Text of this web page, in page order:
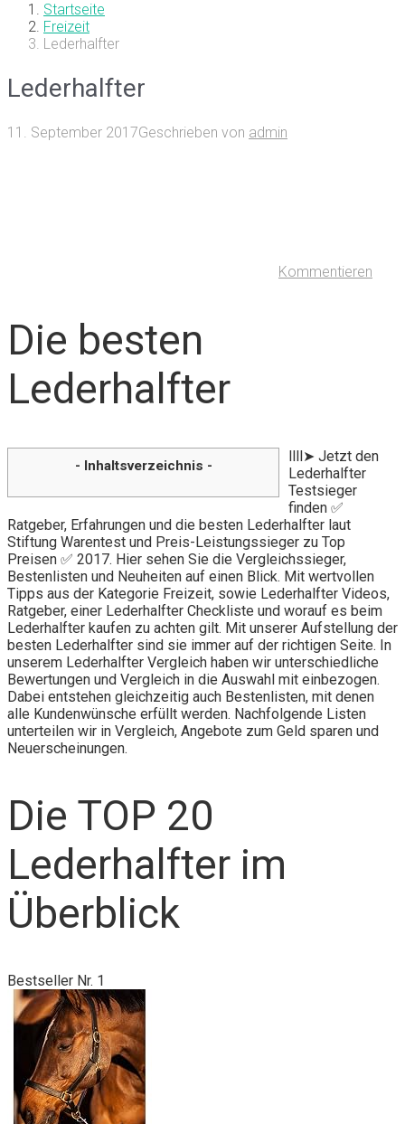
Startseite
Freizeit
Lederhalfter
Lederhalfter
11. September 2017Geschrieben von admin
Kommentieren
Die besten
Lederhalfter
- Inhaltsverzeichnis -
llll➤ Jetzt den
Lederhalfter
Testsieger
finden ✅
Ratgeber, Erfahrungen und die besten Lederhalfter laut
Stiftung Warentest und Preis-Leistungssieger zu Top
Preisen ✅ 2017. Hier sehen Sie die Vergleichssieger,
Bestenlisten und Neuheiten auf einen Blick. Mit wertvollen
Tipps aus der Kategorie Freizeit, sowie Lederhalfter Videos,
Ratgeber, einer Lederhalfter Checkliste und worauf es beim
Lederhalfter kaufen zu achten gilt. Mit unserer Aufstellung der
besten Lederhalfter sind sie immer auf der richtigen Seite. In
unserem Lederhalfter Vergleich haben wir unterschiedliche
Bewertungen und Vergleich in die Auswahl mit einbezogen.
Dabei entstehen gleichzeitig auch Bestenlisten, mit denen
alle Kundenwünsche erfüllt werden. Nachfolgende Listen
unterteilen wir in Vergleich, Angebote zum Geld sparen und
Neuerscheinungen.
Die TOP 20
Lederhalfter im
Überblick
Bestseller Nr. 1